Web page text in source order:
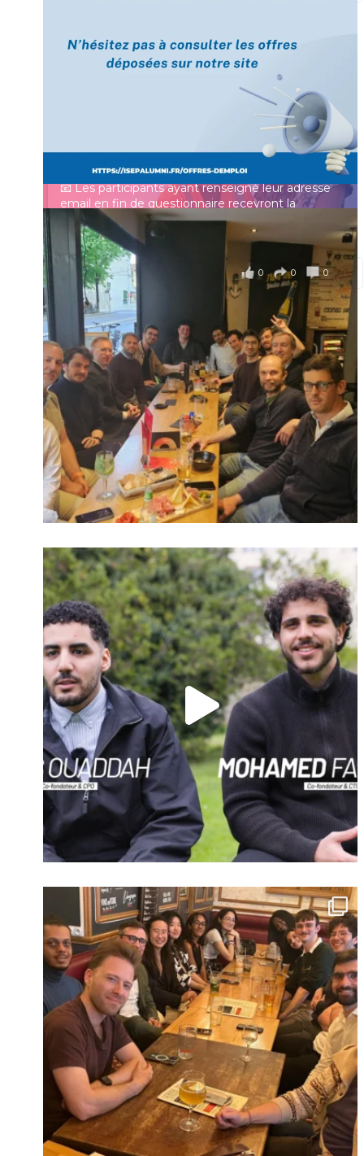
Charger plus Suivre sur Instagram
[Enquête IESF 2026] Top départ 🚀
👩‍🎓 Ingénieurs diplômés, vous avez jusqu’au 31
mai pour participer et faire entendre votre voix !
Depuis plus de 60 ans, cette enquête vise à établir
un panorama complet de la situation socio-
professionnelle des ingénieurs et scientifiques
français.
📧 Les participants ayant renseigné leur adresse
email en fin de questionnaire recevront la
synthèse des résultats...Voir plus
il y a 4 mois
0 0 0
Voir sur Facebook
Prénom
Mot de passe
Se souvenir de moi
Connexion
Identifiant oublié ?
Mot de passe
oublié ?